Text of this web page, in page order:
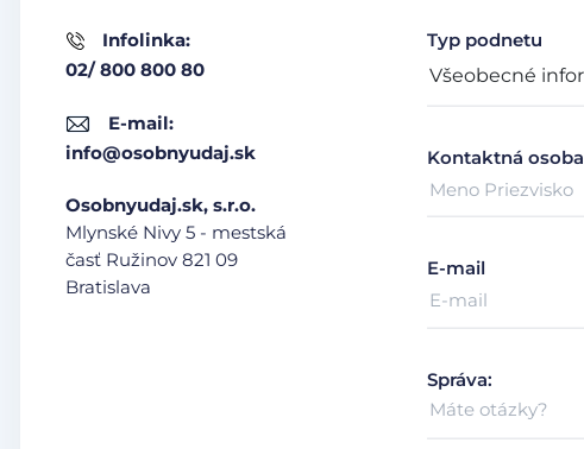
Infolinka:
02/ 800 800 80
E-mail:
info@osobnyudaj.sk
Osobnyudaj.sk, s.r.o.
Mlynské Nivy 5 - mestská
časť Ružinov 821 09
Bratislava
Typ podnetu
Kontaktná osoba
E-mail
Správa: